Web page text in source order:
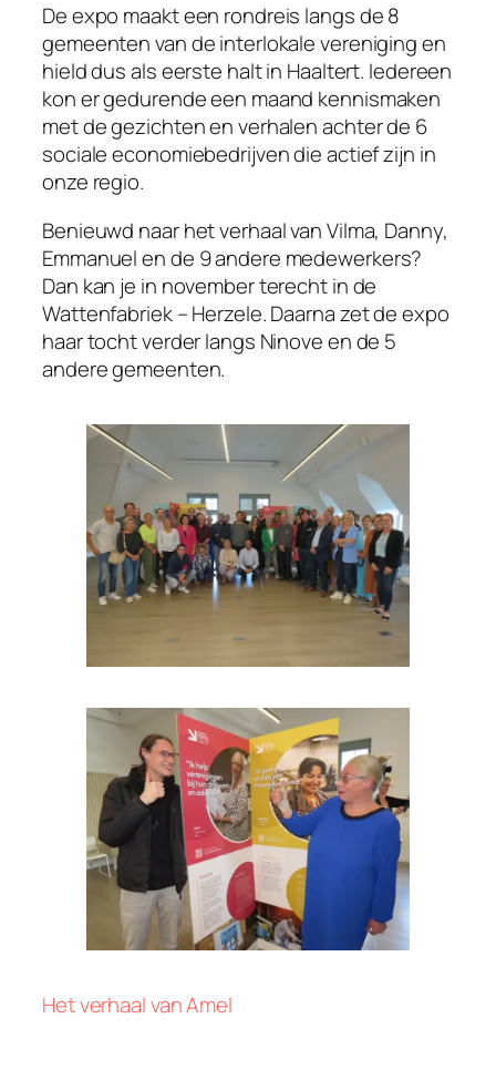
De expo maakt een rondreis langs de 8
gemeenten van de interlokale vereniging en
hield dus als eerste halt in Haaltert. Iedereen
kon er gedurende een maand kennismaken
met de gezichten en verhalen achter de 6
sociale economiebedrijven die actief zijn in
onze regio.
Benieuwd naar het verhaal van Vilma, Danny,
Emmanuel en de 9 andere medewerkers?
Dan kan je in november terecht in de
Wattenfabriek – Herzele. Daarna zet de expo
haar tocht verder langs Ninove en de 5
andere gemeenten.
Het verhaal van Amel